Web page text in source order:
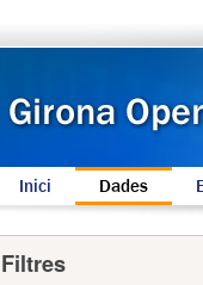
Inici Dades
Filtres